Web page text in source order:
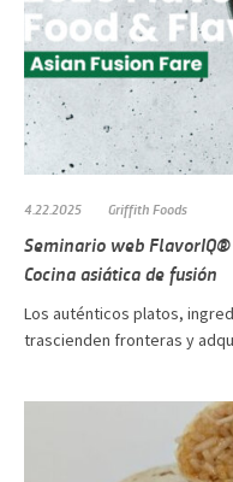
4.22.2025 Griffith Foods
Seminario web
Cocina asiática de fusión
Los auténticos platos,
trascienden fronteras y